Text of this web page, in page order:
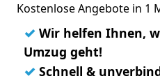
Kostenlose Angebote in 1
✓ Wir helfen Ihnen,
Umzug geht!
✓ Schnell &